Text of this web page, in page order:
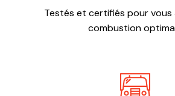
Testés et certifiés pour vous
combustion